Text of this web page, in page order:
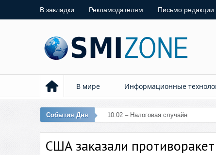
В закладки Рекламодателям Письмо редакции
В мире Информационные
События Дня 10:02 – Налоговая случайно
США заказали